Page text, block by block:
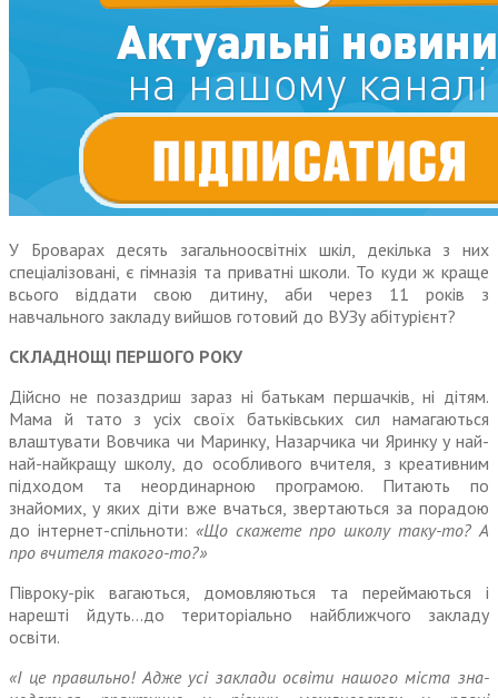
У Броварах десять загальноосвітніх шкіл, декілька з них
спеціалізовані, є гімназія та приватні школи. То куди ж краще
всього віддати свою дитину, аби через 11 років з
навчального закладу вийшов готовий до ВУЗу абітурієнт?
СКЛАДНОЩІ ПЕРШОГО РОКУ
Дійсно не позаздриш зараз ні батькам першачків, ні дітям.
Мама й тато з усіх своїх батьківських сил намагаються
влаштувати Вовчика чи Маринку, Назарчика чи Яринку у най-
най-найкращу школу, до особливого вчителя, з креативним
підходом та неорди­нарною програмою. Питають по
знайомих, у яких діти вже вчаться, звертаються за порадою
до інтернет-спільноти: «Що скажете про школу таку-то? А
про вчителя такого-то?»
Півроку-рік вагаються, домовля­ються та переймаються і
нарешті йдуть…до територіально най­ближчого закладу
освіти.
«І це правильно! Адже усі заклади освіти нашого міста зна­